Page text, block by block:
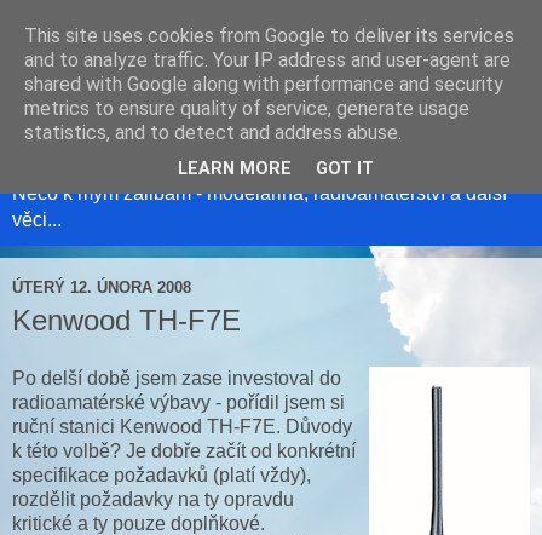
Modelweb
Něco k mým zálibám - modelařina, radioamatérství a další
věci...
ÚTERÝ 12. ÚNORA 2008
Kenwood TH-F7E
Po delší době jsem zase investoval do
radioamatérské výbavy - pořídil jsem si
ruční stanici Kenwood TH-F7E. Důvody
k této volbě? Je dobře začít od konkrétní
specifikace požadavků (platí vždy),
rozdělit požadavky na ty opravdu
kritické a ty pouze doplňkové.
This site uses cookies from Google to deliver its services
and to analyze traffic. Your IP address and user-agent are
shared with Google along with performance and security
metrics to ensure quality of service, generate usage
statistics, and to detect and address abuse.
LEARN MORE GOT IT